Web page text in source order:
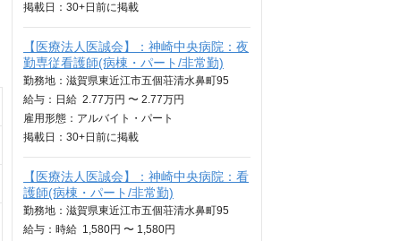
掲載日： 30+日 前に掲載
【医療法人医誠会】：神崎中央病院：夜
勤専従看護師(病棟・パート/非常勤)
勤務地：滋賀県東近江市五個荘清水鼻町95
給与： 日給 2.77万円 〜 2.77万円
雇用形態：アルバイト・パート
掲載日： 30+日 前に掲載
【医療法人医誠会】：神崎中央病院：看
護師(病棟・パート/非常勤)
勤務地：滋賀県東近江市五個荘清水鼻町95
給与： 時給 1,580円 〜 1,580円